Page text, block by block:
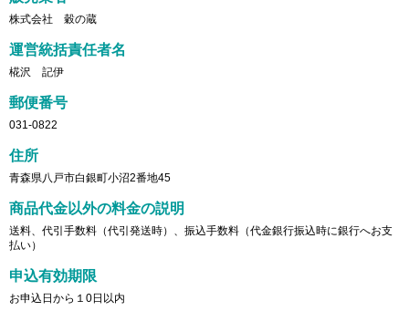
株式会社 穀の蔵
運営統括責任者名
椛沢 記伊
郵便番号
031-0822
住所
青森県八戸市白銀町小沼2番地45
商品代金以外の料金の説明
送料、代引手数料（代引発送時）、振込手数料（代金銀行振込時に銀行へお支
払い）
申込有効期限
お申込日から１0日以内